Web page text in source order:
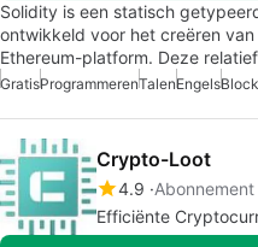
Solidity is een statisch
ontwikkeld voor het creëren
Ethereum-platform. Deze
GratisProgrammerenTalenEngels
Crypto-Loot
4.9 Abonnement
Efficiënte